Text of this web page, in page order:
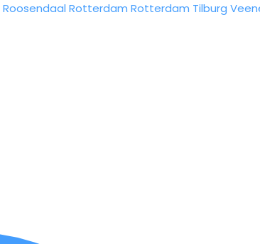
Roosendaal Rotterdam Rotterdam Tilburg